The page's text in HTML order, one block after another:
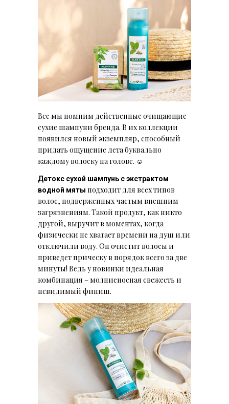
Все мы помним действенные очищающие
сухие шампуни бренда. В их коллекции
появился новый экземпляр, способный
придать ощущение лета буквально
каждому волоску на голове. ☺
Детокс сухой шампунь с экстрактом
водной мяты подходит для всех типов
волос, подверженных частым внешним
загрязнениям. Такой продукт, как никто
другой, выручит в моментах, когда
физически не хватает времени на душ или
отключили воду. Он очистит волосы и
приведет прическу в порядок всего за две
минуты! Ведь у новинки идеальная
комбинация – молниеносная свежесть и
невидимый финиш.